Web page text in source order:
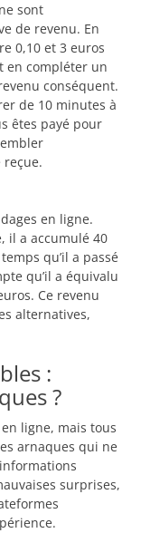
sont
de revenu. En
0,10 et 3 euros
en compléter un
conséquent.
de 10 minutes à
êtes payé pour
en ligne.
il a accumulé 40
qu’il a passé
qu’il a équivalu
Ce revenu
alternatives,
:
?
ligne, mais tous
arnaques qui ne
surprises,